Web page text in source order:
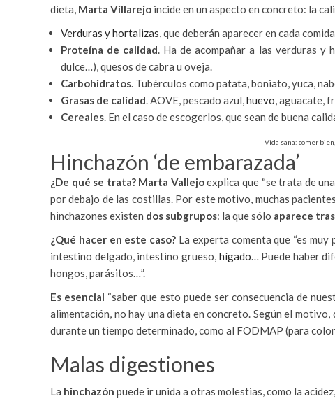
dieta, Marta Villarejo incide en un aspecto en concreto: la
Verduras y hortalizas, que deberán aparecer en cada
Proteína de calidad. Ha de acompañar a las verduras y
dulce…), quesos de cabra u oveja.
Carbohidratos. Tubérculos como patata, boniato, yuca,
Grasas de calidad. AOVE, pescado azul,huevo, aguacate,
Cereales. En el caso de escogerlos, que sean de buena
Vida sana: comer
Hinchazón ‘de embarazada’
¿De qué se trata? Marta Vallejoexplica que “se trata de
por debajo de las costillas. Por este motivo, muchas
hinchazones existen dos subgrupos: la que sólo aparece
¿Qué hacer en este caso? La experta comenta que “es
intestino delgado, intestino grueso, hígado… Puede haber
hongos, parásitos…”.
Es esencial “saber que esto puede ser consecuencia de
alimentación, no hay una dieta en concreto. Según el
durante un tiempo determinado, como al FODMAP (para
Malas digestiones
La hinchazón puede ir unida a otras molestias, como la